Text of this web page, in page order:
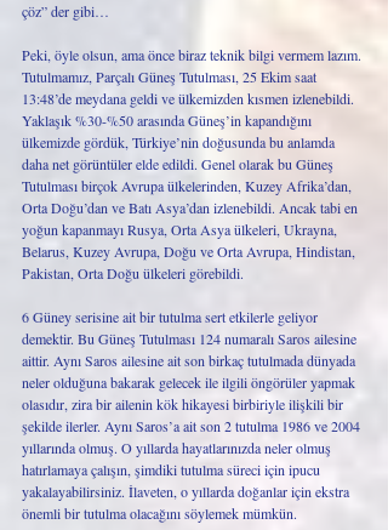
çöz” der gibi…
Peki, öyle olsun, ama önce biraz teknik bilgi vermem lazım.
Tutulmamız, Parçalı Güneş Tutulması, 25 Ekim saat
13:48’de meydana geldi ve ülkemizden kısmen izlenebildi.
Yaklaşık %30-%50 arasında Güneş’in kapandığını
ülkemizde gördük, Türkiye’nin doğusunda bu anlamda
daha net görüntüler elde edildi. Genel olarak bu Güneş
Tutulması birçok Avrupa ülkelerinden, Kuzey Afrika’dan,
Orta Doğu’dan ve Batı Asya’dan izlenebildi. Ancak tabi en
yoğun kapanmayı Rusya, Orta Asya ülkeleri, Ukrayna,
Belarus, Kuzey Avrupa, Doğu ve Orta Avrupa, Hindistan,
Pakistan, Orta Doğu ülkeleri görebildi.
6 Güney serisine ait bir tutulma sert etkilerle geliyor
demektir. Bu Güneş Tutulması 124 numaralı Saros ailesine
aittir. Aynı Saros ailesine ait son birkaç tutulmada dünyada
neler olduğuna bakarak gelecek ile ilgili öngörüler yapmak
olasıdır, zira bir ailenin kök hikayesi birbiriyle ilişkili bir
şekilde ilerler. Aynı Saros’a ait son 2 tutulma 1986 ve 2004
yıllarında olmuş. O yıllarda hayatlarınızda neler olmuş
hatırlamaya çalışın, şimdiki tutulma süreci için ipucu
yakalayabilirsiniz. İlaveten, o yıllarda doğanlar için ekstra
önemli bir tutulma olacağını söylemek mümkün.